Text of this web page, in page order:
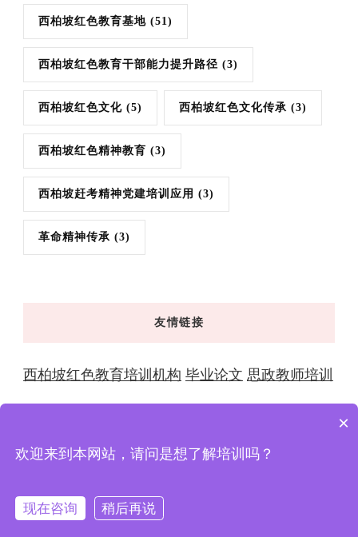
西柏坡红色教育基地 (51)
西柏坡红色教育干部能力提升路径 (3)
西柏坡红色文化 (5) 西柏坡红色文化传承 (3)
西柏坡红色精神教育 (3)
西柏坡赶考精神党建培训应用 (3)
革命精神传承 (3)
友情链接
西柏坡红色教育培训机构 毕业论文 思政教师培训
© 版权2026年西柏坡红色教育 | 干部培训学院-全国党性
Powered by
×
欢迎来到本网站，请问是想了解培训吗？
现在咨询
稍后再说
在线咨询